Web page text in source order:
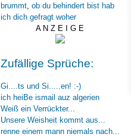
brummt, ob du behindert bist hab
ich dich gefragt woher
A N Z E I G E
Zufällige Sprüche:
Gi....ts und Si.....en! :-)
ich heiBe ismail auz algerien
Weiß ein Verrückter...
Unsere Weisheit kommt aus...
renne einem mann niemals nach...